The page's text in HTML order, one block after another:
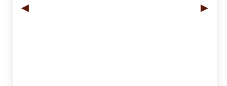
◄ ►